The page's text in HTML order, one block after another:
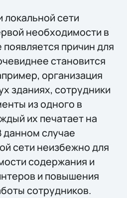
локальной сети
необходимости в
причин для
становится
организация
зданиях, сотрудники
из одного в
их печатает на
случае
сети неизбежно для
содержания и
и повышения
сотрудников.